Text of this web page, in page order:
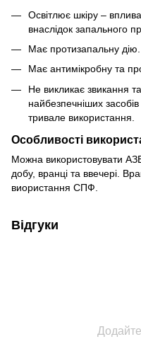
Освітлює шкіру –
внаслідок запального
Має протизапальну дію.
Має антимікробну та
Не викликає звикання
найбезпечніших
тривале використання.
Особливості
Можна використовувати
добу, вранці та ввечері.
виористання СПФ.
Відгуки